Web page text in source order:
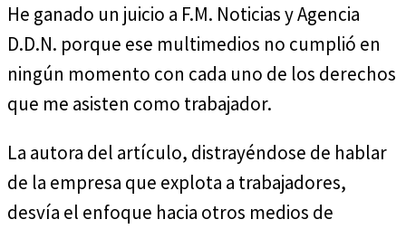
He ganado un juicio a F.M. Noticias y Agencia
D.D.N. porque ese multimedios no cumplió en
ningún momento con cada uno de los derechos
que me asisten como trabajador.
La autora del artículo, distrayéndose de hablar
de la empresa que explota a trabajadores,
desvía el enfoque hacia otros medios de